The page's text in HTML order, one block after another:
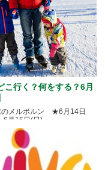
こ行く？何をする？6月
のメルボルン ★6月14日
6月16日(日)